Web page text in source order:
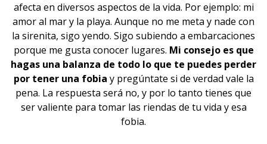
afecta en diversos aspectos de la vida. Por ejemplo: mi
amor al mar y la playa. Aunque no me meta y nade con
la sirenita, sigo yendo. Sigo subiendo a embarcaciones
porque me gusta conocer lugares. Mi consejo es que
hagas una balanza de todo lo que te puedes perder
por tener una fobia y pregúntate si de verdad vale la
pena. La respuesta será no, y por lo tanto tienes que
ser valiente para tomar las riendas de tu vida y esa
fobia.